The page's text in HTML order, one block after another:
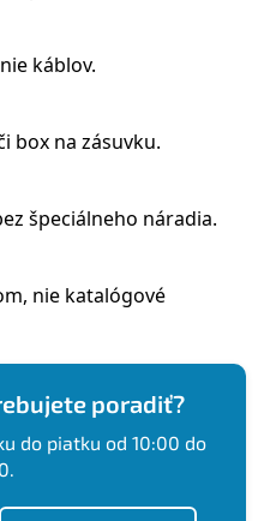
káblov.
box na zásuvku.
špeciálneho náradia.
nie katalógové
poradiť?
do piatku od 10:00 do